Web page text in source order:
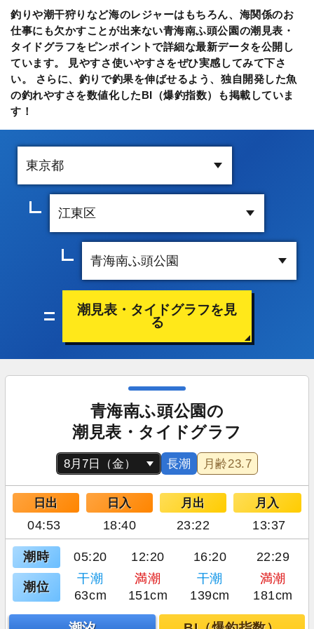
釣りや潮干狩りなど海のレジャーはもちろん、海関係のお
仕事にも欠かすことが出来ない青海南ふ頭公園の潮見表・
タイドグラフをピンポイントで詳細な最新データを公開し
ています。 見やすさ使いやすさをぜひ実感してみて下さ
い。 さらに、釣りで釣果を伸ばせるよう、独自開発した魚
の釣れやすさを数値化したBI（爆釣指数）も掲載していま
す！
潮見表・タイドグラフを見
る
青海南ふ頭公園の
潮見表・タイドグラフ
長潮 月齢23.7
日出 日入 月出 月入
04:53 18:40 23:22 13:37
潮時 05:20 12:20 16:20 22:29
潮位
干潮 満潮 干潮
満潮
63cm
151cm 139cm 181cm